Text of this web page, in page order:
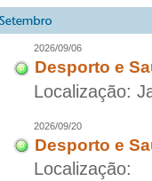
2026/09/06
Desporto e
Localização:
2026/09/20
Desporto e
Localização: